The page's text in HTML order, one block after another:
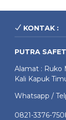
KONTAK :
PUTRA
Alamat : Ruko
Kali Kapuk
Whatsapp /
0821-3376-